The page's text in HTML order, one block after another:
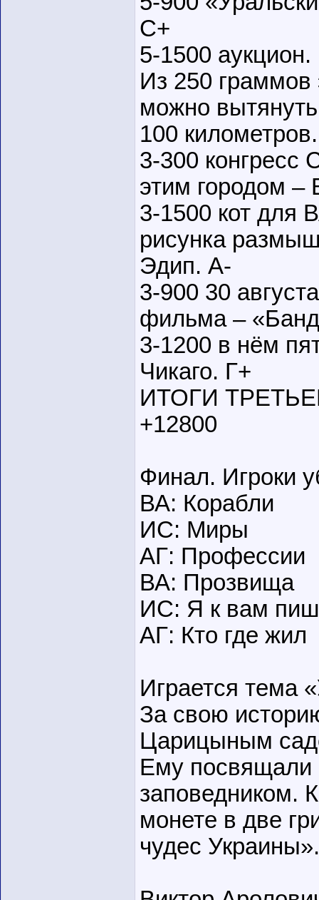
С+
5-1500
Из 250 граммов
можно
100
3-300
этим городом –
3-1500 кот для
рисунка
Эдип. А-
3-900 30
фильма –
3-1200 в нём
Чикаго. Г+
ИТОГИ
+12800
Финал. Игроки
ВА: Корабли
ИС: Миры
АГ: Профессии
ВА: Прозвища
ИС: Я к вам
АГ: Кто где жил
Играется тема
За свою
Царицыным
Ему посвящали
заповедником.
монете в две
чудес Украины».